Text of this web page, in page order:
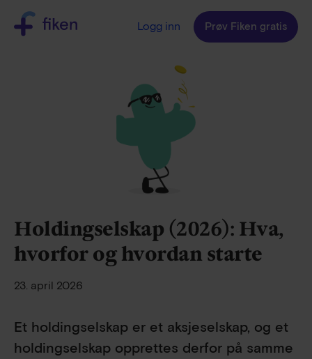
Logg inn Prøv Fiken gratis
Holdingselskap (2026): Hva,
hvorfor og hvordan starte
23. april 2026
Et holdingselskap er et aksjeselskap, og et
holdingselskap opprettes derfor på samme